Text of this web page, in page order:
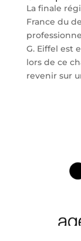
La finale
France du
G. Eiffel est
lors de ce
revenir sur